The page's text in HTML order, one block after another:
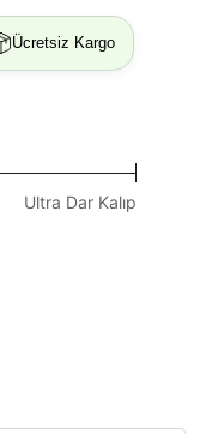
Ücretsiz Kargo
Ultra Dar Kalıp
göster